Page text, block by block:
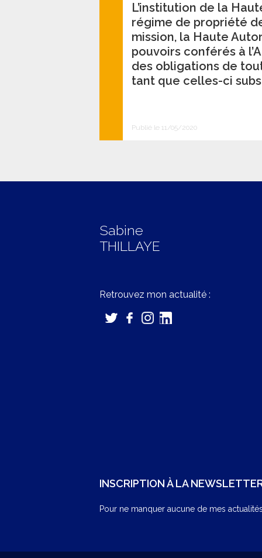
L’institution de la
régime de propriété
mission, la Haute
pouvoirs conférés à
des obligations de
tant que celles-ci
Publié le 11/05/2020
Sabine
THILLAYE
Retrouvez mon actualité :
INSCRIPTION À LA
Pour ne manquer aucune de mes